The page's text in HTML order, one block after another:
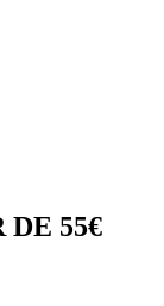
DE 55€